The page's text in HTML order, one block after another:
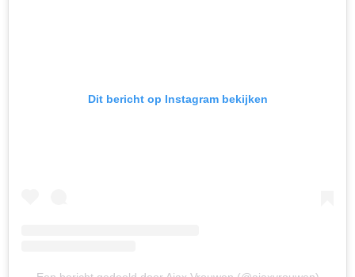
Dit bericht op Instagram bekijken